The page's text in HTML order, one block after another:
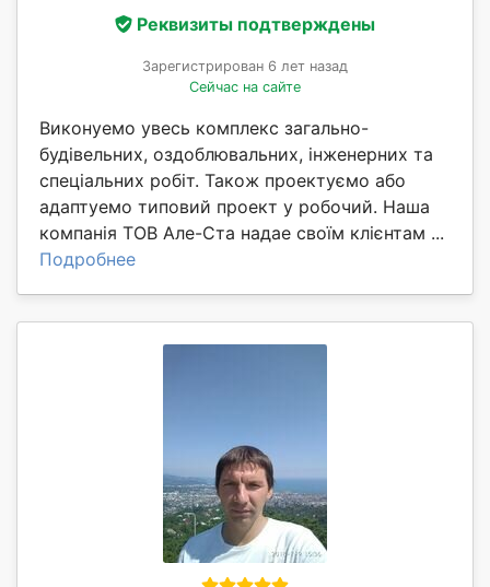
Реквизиты подтверждены
Зарегистрирован 6 лет назад
Сейчас на сайте
Виконуемо увесь комплекс загально-
будівельних, оздоблювальних, інженерних та
спеціальних робіт. Також проектуємо або
адаптуемо типовий проект у робочий. Наша
компанія ТОВ Але-Ста надае своїм клієнтам ...
Подробнее